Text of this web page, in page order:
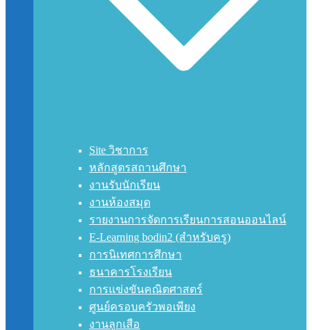
Site วิชาการ
หลักสูตรสถานศึกษา
งานรับนักเรียน
งานห้องสมุด
รายงานการจัดการเรียนการสอนออนไลน์
E-Learning bodin2 (สำหรับครู)
การนิเทศการศึกษา
ธนาคารโรงเรียน
การแข่งขันคณิตศาสตร์
ศูนย์ครอบครัวพอเพียง
งานลูกเสือ